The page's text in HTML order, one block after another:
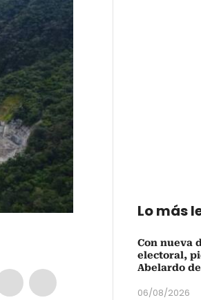
Lo más
Con nueva
electoral,
Abelardo
06/08/2026